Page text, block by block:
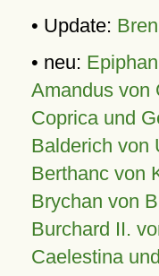
• Update:
• neu:
Amandus von
Coprica und
Balderich von
Berthanc von
Brychan von
Burchard II.
Caelestina